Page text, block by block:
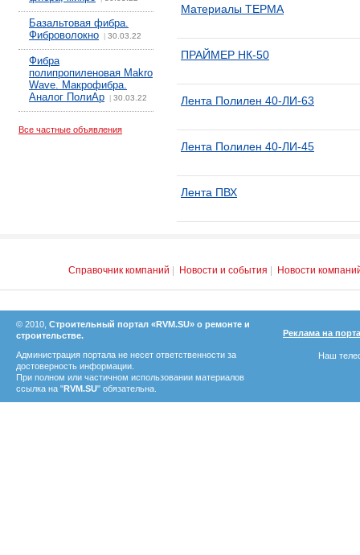
Базальтовая фибра.
Фиброволокно
30.03.22
Фибра
полипропиленовая Makro
Wave. Макрофибра.
Аналог ПолиАр
30.03.22
Все частные объявления
Материалы ТЕРМА
ПРАЙМЕР НК-50
Лента Полилен 40-ЛИ-63
Лента Полилен 40-ЛИ-45
Лента ПВХ
Справочник компаний Новости и события Новости
© 2010, Строительный портал «RVM.SU» о ремонте и
строительстве.
Администрация портала не несет ответственности за
достоверность информации.
При полном или частичном использовании материалов
ссылка на "RVM.SU" обязательна.
Реклама на
Наш